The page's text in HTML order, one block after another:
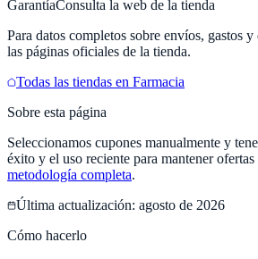
GarantíaConsulta la web de la tienda
Para datos completos sobre envíos, gastos
las páginas oficiales de la tienda.
Todas las tiendas en Farmacia
Sobre esta página
Seleccionamos cupones manualmente y
éxito y el uso reciente para mantener ofertas
metodología completa.
Última actualización: agosto de 2026
Cómo hacerlo